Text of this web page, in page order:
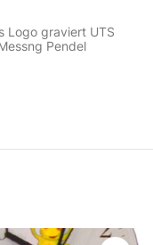
Logo graviert UTS
Pendel